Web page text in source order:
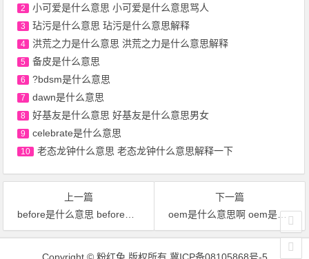
2 小可爱是什么意思 小可爱是什么意思骂人
3 玷污是什么意思 玷污是什么意思解释
4 洪荒之力是什么意思 洪荒之力是什么意思解释
5 备皮是什么意思
6 ?bdsm是什么意思
7 dawn是什么意思
8 好基友是什么意思 好基友是什么意思男女
9 celebrate是什么意思
10 老态龙钟什么意思 老态龙钟什么意思解释一下
上一篇
before是什么意思 before是什么意思中文
下一篇
oem是什么意思啊 oem是什么意思啊网络用语